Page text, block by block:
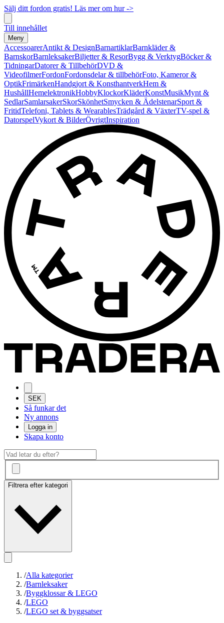
Sälj ditt fordon gratis! Läs mer om hur ->
Till innehållet
Meny
AccessoarerAntikt & DesignBarnartiklarBarnkläder &
BarnskorBarnleksakerBiljetter & ResorBygg & VerktygBöcker &
TidningarDatorer & TillbehörDVD &
VideofilmerFordonFordonsdelar & tillbehörFoto, Kameror &
OptikFrimärkenHandgjort & KonsthantverkHem &
HushållHemelektronikHobbyKlockorKläderKonstMusikMynt &
SedlarSamlarsakerSkorSkönhetSmycken & ÄdelstenarSport &
FritidTelefoni, Tablets & WearablesTrädgård & VäxterTV-spel &
DatorspelVykort & BilderÖvrigtInspiration
SEK
Så funkar det
Ny annons
Logga in
Skapa konto
Filtrera efter kategori
/Alla kategorier
/Barnleksaker
/Byggklossar & LEGO
/LEGO
/LEGO set & byggsatser